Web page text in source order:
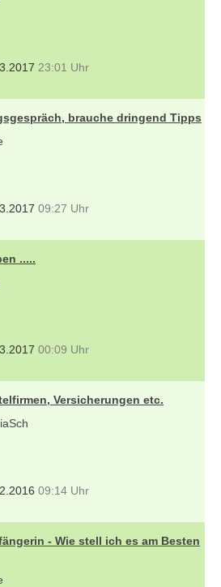
23:01 Uhr
brauche dringend Tipps
09:27 Uhr
.....
00:09 Uhr
Versicherungen etc.
09:14 Uhr
- Wie stell ich es am Besten